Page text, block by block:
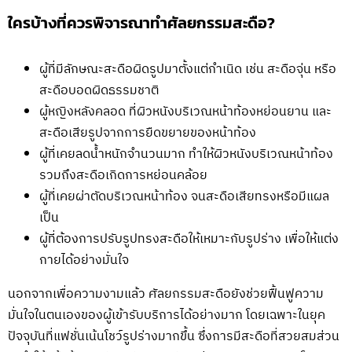
ใครบ้างที่ควรพิจารณาทำศัลยกรรมสะดือ?
ผู้ที่มีลักษณะสะดือผิดรูปมาตั้งแต่กำเนิด เช่น สะดือจุ่น หรือ
สะดือบอดผิดธรรมชาติ
ผู้หญิงหลังคลอด ที่ผิวหนังบริเวณหน้าท้องหย่อนยาน และ
สะดือเสียรูปจากการยืดขยายของหน้าท้อง
ผู้ที่เคยลดน้ำหนักจำนวนมาก ทำให้ผิวหนังบริเวณหน้าท้อง
รวมถึงสะดือเกิดการหย่อนคล้อย
ผู้ที่เคยผ่าตัดบริเวณหน้าท้อง จนสะดือเสียทรงหรือมีแผล
เป็น
ผู้ที่ต้องการปรับรูปทรงสะดือให้เหมาะกับรูปร่าง เพื่อให้แต่ง
กายได้อย่างมั่นใจ
นอกจากเพื่อความงามแล้ว ศัลยกรรมสะดือยังช่วยฟื้นฟูความ
มั่นใจในตนเองของผู้เข้ารับบริการได้อย่างมาก โดยเฉพาะในยุค
ปัจจุบันที่แฟชั่นเน้นโชว์รูปร่างมากขึ้น ซึ่งการมีสะดือที่สวยสมส่วน